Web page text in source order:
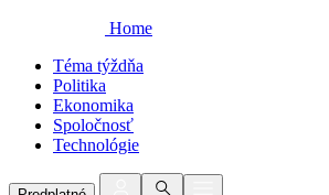
Home
Téma týždňa
Politika
Ekonomika
Spoločnosť
Technológie